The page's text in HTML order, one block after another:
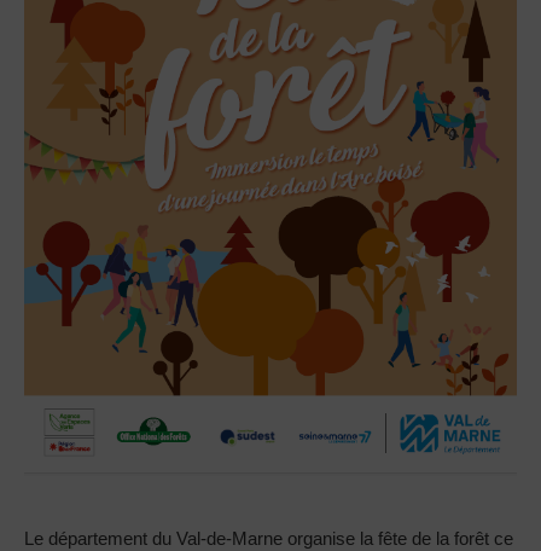
Le département du Val-de-Marne organise la fête de la forêt ce